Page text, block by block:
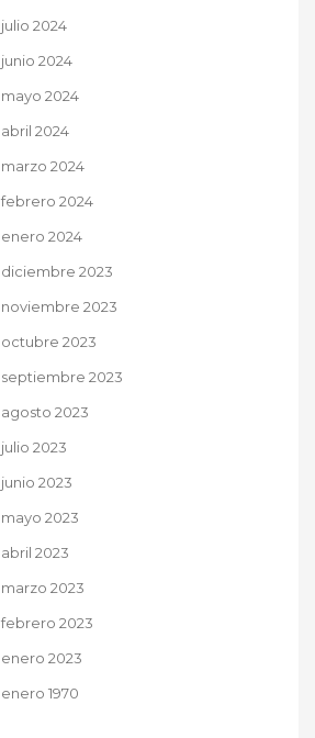
julio 2024
junio 2024
mayo 2024
abril 2024
marzo 2024
febrero 2024
enero 2024
diciembre 2023
noviembre 2023
octubre 2023
septiembre 2023
agosto 2023
julio 2023
junio 2023
mayo 2023
abril 2023
marzo 2023
febrero 2023
enero 2023
enero 1970